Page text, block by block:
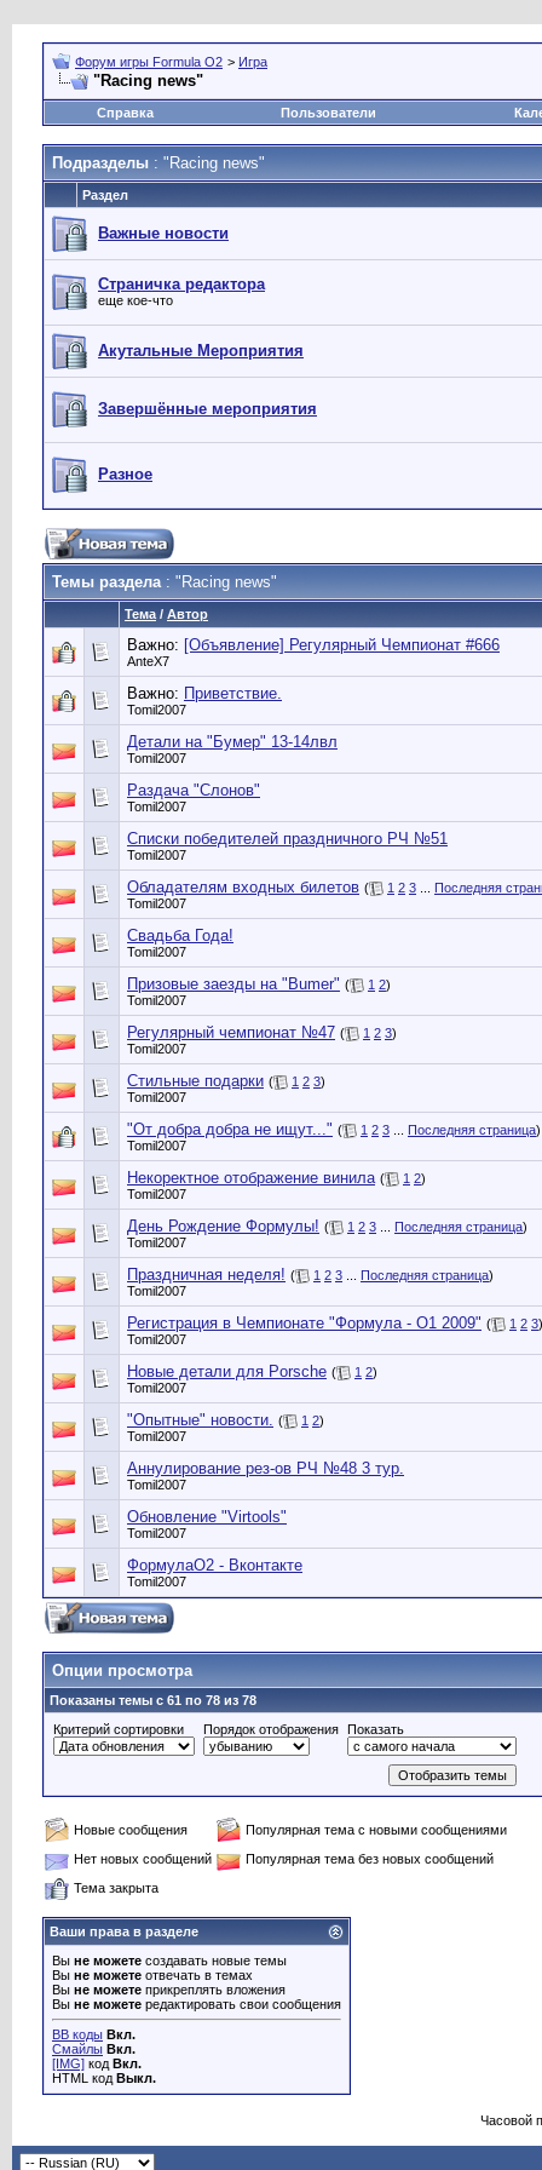
Форум игры Formula O2 > Игра
"Racing news"
Справка Пользователи
Подразделы : "Racing news"
Раздел
Важные новости
Страничка редактора
еще кое-что
Акутальные Мероприятия
Завершённые мероприятия
Разное
Темы раздела: "Racing news"
Тема / Автор
Важно: [Объявление] Регулярный Чемпионат #666
AnteX7
Важно: Приветствие.
Tomil2007
Детали на "Бумер" 13-14лвл
Tomil2007
Раздача "Слонов"
Tomil2007
Списки победителей праздничного РЧ №51
Tomil2007
Обладателям входных билетов ( 1 2 3
Последняя
Tomil2007
Свадьба Года!
Tomil2007
Призовые заезды на "Bumer" ( 1 2)
Tomil2007
Регулярный чемпионат №47 ( 1 2 3)
Tomil2007
Стильные подарки ( 1 2 3)
Tomil2007
"От добра добра не ищут..." ( 1 2 3 Последняя страница)
Tomil2007
Некоректное отображение винила ( 1 2)
Tomil2007
День Рождение Формулы! ( 1 2 3 Последняя страница)
Tomil2007
Праздничная неделя! ( 1 2 3 Последняя страница)
Tomil2007
Регистрация в Чемпионате "Формула - О1 2009" ( 1 2 3)
Tomil2007
Новые детали для Porsche ( 1 2)
Tomil2007
"Опытные" новости. ( 1 2)
Tomil2007
Аннулирование рез-ов РЧ №48 3 тур.
Tomil2007
Обновление "Virtools"
Tomil2007
ФормулаО2 - Вконтакте
Tomil2007
Опции просмотра
Показаны темы с 61 по 78 из 78
Критерий сортировки
Порядок отображения Показать
Новые сообщения
Популярная тема с новыми сообщениями
Нет новых сообщений
Популярная тема без новых сообщений
Тема закрыта
Ваши права в разделе
Вы не можете создавать новые темы
Вы не можете отвечать в темах
Вы не можете прикреплять вложения
Вы не можете редактировать свои сообщения
BB коды Вкл.
Смайлы Вкл.
[IMG] код Вкл.
HTML код Выкл.
Часовой